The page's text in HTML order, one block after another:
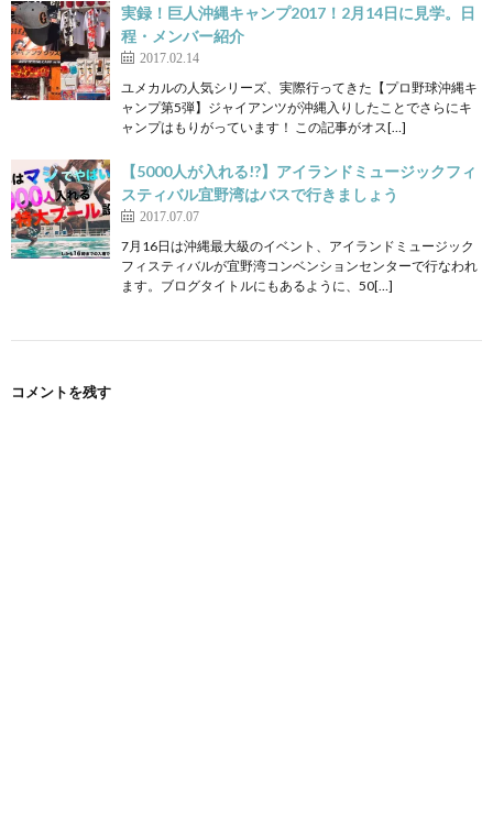
実録！巨人沖縄キャンプ2017！2月14日に見学。日
程・メンバー紹介
2017.02.14
ユメカルの人気シリーズ、実際行ってきた【プロ野球沖縄キ
ャンプ第5弾】ジャイアンツが沖縄入りしたことでさらにキ
ャンプはもりがっています！ この記事がオス[…]
【5000人が入れる!?】アイランドミュージックフィ
スティバル宜野湾はバスで行きましょう
2017.07.07
7月16日は沖縄最大級のイベント、アイランドミュージック
フィスティバルが宜野湾コンベンションセンターで行なわれ
ます。ブログタイトルにもあるように、50[…]
コメントを残す